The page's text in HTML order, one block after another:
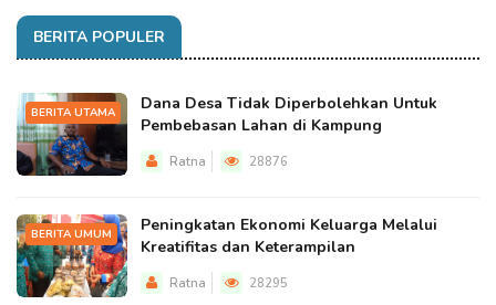
BERITA POPULER
BERITA UTAMA
Dana Desa Tidak Diperbolehkan Untuk
Pembebasan Lahan di Kampung
Ratna 28876
BERITA UMUM
Peningkatan Ekonomi Keluarga Melalui
Kreatifitas dan Keterampilan
Ratna 28295